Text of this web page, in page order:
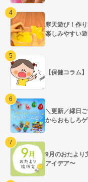
寒天遊び！作
楽しみやすい
【保健コラム
＼更新／縁日
からおもしろ
9月のおたより
アイデア〜